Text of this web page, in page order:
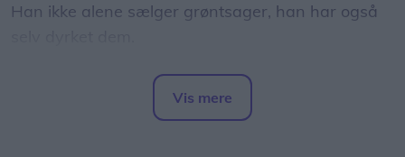
Han ikke alene sælger grøntsager, han har også
I sine forældres have har han fået sin helt egen
afdeling, hvor han i foråret såede squash,
Vis mere